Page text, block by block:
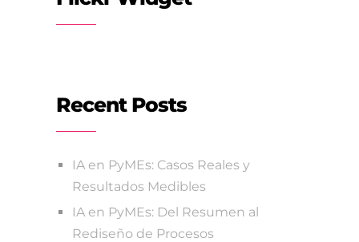
Recent Posts
IA en PyMEs: Casos Reales y
Resultados Medibles
IA en PyMEs: Del Resumen al
Rediseño de Procesos